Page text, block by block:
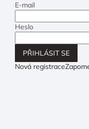
E-mail
Heslo
PŘIHLÁSIT SE
Nová registrace